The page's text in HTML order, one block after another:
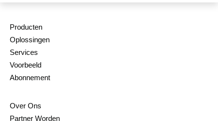
Producten
Oplossingen
Services
Voorbeeld
Abonnement
Over Ons
Partner Worden